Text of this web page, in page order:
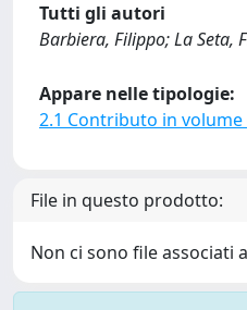
Tutti gli autori
Barbiera, Filippo; La Seta,
Appare nelle tipologie:
2.1 Contributo in
File in questo prodotto:
Non ci sono file associati